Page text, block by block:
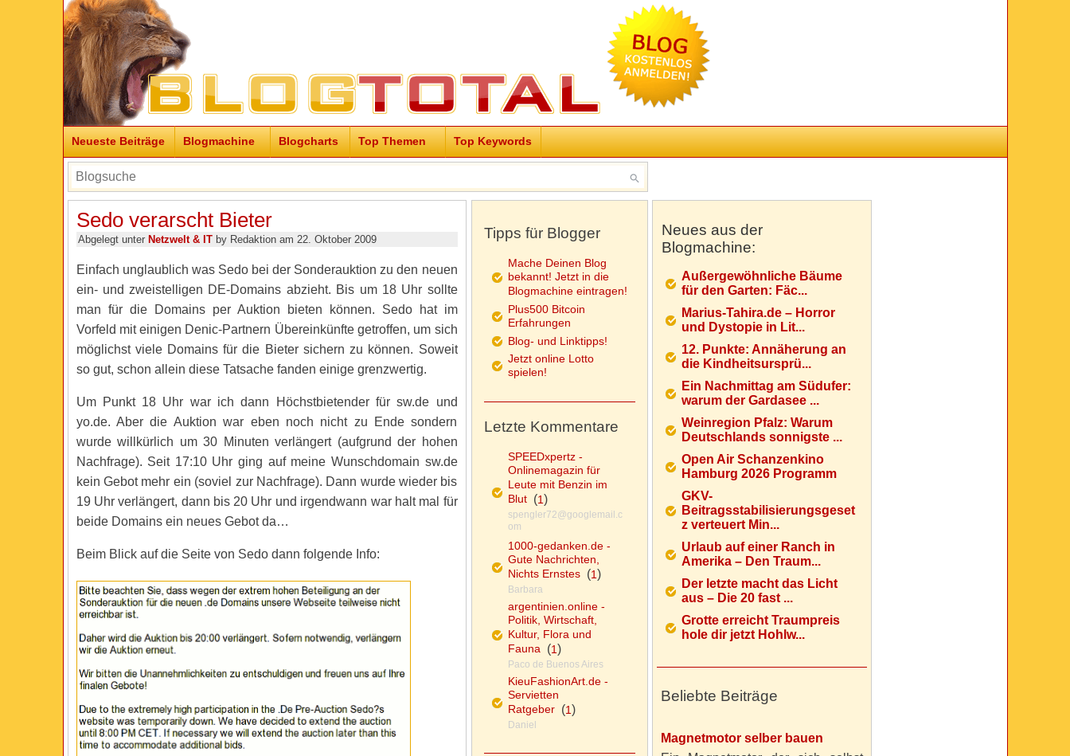
Neueste Beiträge Blogmachine Blogcharts Top Themen Top Keywords
Sedo verarscht Bieter
Abgelegt unter Netzwelt & ITby Redaktion am 22. Oktober 2009
Einfach unglaublich was Sedo bei der Sonderauktion zu den neuen
ein- und zweistelligen DE-Domains abzieht. Bis um 18 Uhr sollte
man für die Domains per Auktion bieten können. Sedo hat im
Vorfeld mit einigen Denic-Partnern Übereinkünfte getroffen, um sich
möglichst viele Domains für die Bieter sichern zu können. Soweit
so gut, schon allein diese Tatsache fanden einige grenzwertig.
Um Punkt 18 Uhr war ich dann Höchstbietender für sw.de und
yo.de. Aber die Auktion war eben noch nicht zu Ende sondern
wurde willkürlich um 30 Minuten verlängert (aufgrund der hohen
Nachfrage). Seit 17:10 Uhr ging auf meine Wunschdomain sw.de
kein Gebot mehr ein (soviel zur Nachfrage). Dann wurde wieder bis
19 Uhr verlängert, dann bis 20 Uhr und irgendwann war halt mal für
beide Domains ein neues Gebot da…
Beim Blick auf die Seite von Sedo dann folgende Info:
Neues aus der
Blogmachine:
Außergewöhnliche Bäume
für den Garten: Fäc...
Marius-Tahira.de – Horror
und Dystopie in Lit...
12. Punkte: Annäherung an
die Kindheitsursprü...
Ein Nachmittag am Südufer:
warum der Gardasee ...
Weinregion Pfalz: Warum
Deutschlands sonnigste ...
Open Air Schanzenkino
Hamburg 2026 Programm
GKV-
Beitragsstabilisierungsgeset
z verteuert Min...
Urlaub auf einer Ranch in
Amerika – Den Traum...
Der letzte macht das Licht
aus – Die 20 fast ...
Grotte erreicht Traumpreis
hole dir jetzt Hohlw...
Beliebte Beiträge
Magnetmotor selber bauen
Tipps für Blogger
Mache Deinen Blog
bekannt! Jetzt in die
Blogmachine eintragen!
Plus500 Bitcoin
Erfahrungen
Blog- und Linktipps!
Jetzt online Lotto
spielen!
Letzte Kommentare
SPEEDxpertz -
Onlinemagazin für
Leute mit Benzin im
Blut(1)
spengler72@googlemail.c
om
1000-gedanken.de -
Gute Nachrichten,
Nichts Ernstes(1)
Barbara
argentinien.online -
Politik, Wirtschaft,
Kultur, Flora und
Fauna(1)
Paco de Buenos Aires
KieuFashionArt.de -
Servietten
Ratgeber(1)
Daniel